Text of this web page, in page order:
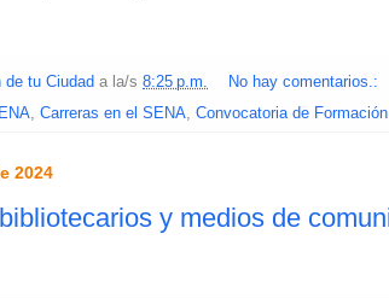
de tu Ciudad a la/s 8:25 p.m.
No hay comentarios.:
, Carreras en el SENA, Convocatoria de
2024
y medios de